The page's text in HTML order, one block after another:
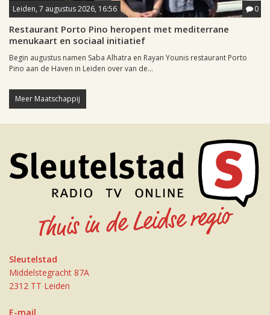
Leiden, 7 augustus 2026, 16:56 0
Restaurant Porto Pino heropent met mediterrane
menukaart en sociaal initiatief
Begin augustus namen Saba Alhatra en Rayan Younis restaurant Porto
Pino aan de Haven in Leiden over van de...
Meer Maatschappij
Sleutelstad
Middelstegracht 87A
2312 TT Leiden
E-mail